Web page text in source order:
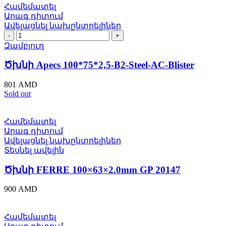
Համեմատել
Արագ դիտում
Ավելացնել նախընտրելիներ
Ծխնի
Apecs
100*75*2,5-
B2-
Steel-
AC-
Blister
quantity
Զամբյուղ
Ծխնի Apecs 100*75*2,5-B2-Steel-AC-Blister
801 AMD
Sold out
Համեմատել
Արագ դիտում
Ավելացնել նախընտրելիներ
Տեսնել ավելին
Ծխնի FERRE 100×63×2.0mm GP 20147
900 AMD
Համեմատել